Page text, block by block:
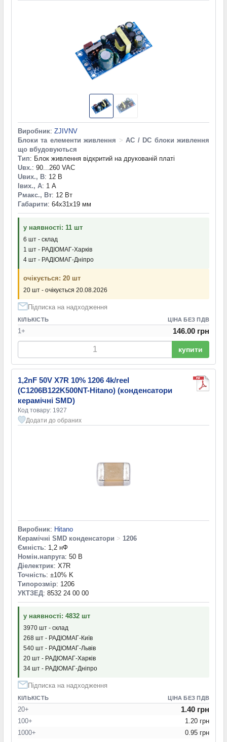
Виробник: ZJIVNV
Блоки та елементи живлення > AC / DC блоки живлення
що вбудовуються
Тип: Блок живлення відкритий на друкованій платі
Uвх.: 90...260 VAC
Uвих., В: 12 В
Iвих., А: 1 А
Pмакс., Вт: 12 Вт
Габарити: 64x31x19 мм
у наявності: 11 шт
6 шт - склад
1 шт - РАДІОМАГ-Харків
4 шт - РАДІОМАГ-Дніпро
очікується: 20 шт
20 шт - очікується 20.08.2026
Підписка на надходження
КІЛЬКІСТЬ ЦІНА БЕЗ ПДВ
1+ 146.00 грн
купити
1,2nF 50V X7R 10% 1206 4k/reel
(C1206B122K500NT-Hitano) (конденсатори
керамічні SMD)
Код товару: 1927
Додати до обраних
Виробник: Hitano
Керамічні SMD конденсатори > 1206
Ємність: 1,2 нФ
Номін.напруга: 50 В
Діелектрик: X7R
Точність: ±10% K
Типорозмір: 1206
УКТЗЕД: 8532 24 00 00
у наявності: 4832 шт
3970 шт - склад
268 шт - РАДІОМАГ-Київ
540 шт - РАДІОМАГ-Львів
20 шт - РАДІОМАГ-Харків
34 шт - РАДІОМАГ-Дніпро
Підписка на надходження
КІЛЬКІСТЬ ЦІНА БЕЗ ПДВ
20+ 1.40 грн
100+
1.20 грн
1000+
0.95 грн